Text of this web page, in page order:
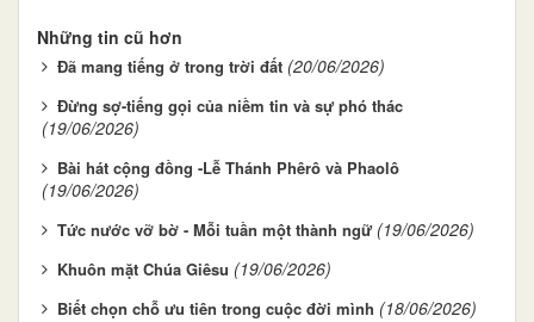
Những tin cũ hơn
Đã mang tiếng ở trong trời đất (20/06/2026)
Đừng sợ-tiếng gọi của niềm tin và sự phó thác
(19/06/2026)
Bài hát cộng đồng -Lễ Thánh Phêrô và Phaolô
(19/06/2026)
Tức nước vỡ bờ - Mỗi tuần một thành ngữ (19/06/2026)
Khuôn mặt Chúa Giêsu (19/06/2026)
Biết chọn chỗ ưu tiên trong cuộc đời mình (18/06/2026)